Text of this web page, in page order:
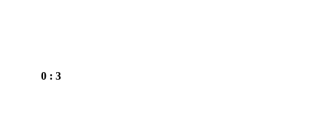
0 : 3